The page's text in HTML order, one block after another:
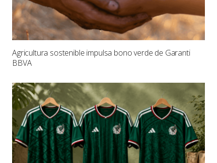
Agricultura sostenible impulsa bono verde de Garanti
BBVA